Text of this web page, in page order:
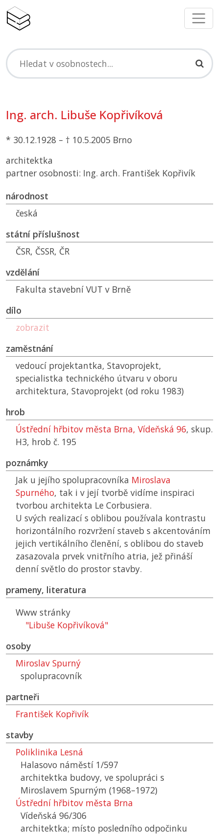
Ing. arch. Libuše Kopřivíková
* 30.12.1928 – † 10.5.2005 Brno
architektka
partner osobnosti: Ing. arch. František Kopřivík
národnost
česká
státní příslušnost
ČSR, ČSSR, ČR
vzdělání
Fakulta stavební VUT v Brně
dílo
zobrazit
zaměstnání
vedoucí projektantka, Stavoprojekt,
specialistka technického útvaru v oboru
architektura, Stavoprojekt (od roku 1983)
hrob
Ústřední hřbitov města Brna, Vídeňská 96, skup.
H3, hrob č. 195
poznámky
Jak u jejího spolupracovníka Miroslava
Spurného, tak i v její tvorbě vidíme inspiraci
tvorbou architekta Le Corbusiera.
U svých realizací s oblibou používala kontrastu
horizontálního rozvržení staveb s akcentováním
jejich vertikálního členění, s oblibou do staveb
zasazovala prvek vnitřního atria, jež přináší
denní světlo do prostor stavby.
prameny, literatura
Www stránky
"Libuše Kopřivíková"
osoby
Miroslav Spurný
spolupracovník
partneři
František Kopřivík
stavby
Poliklinika Lesná
Halasovo náměstí 1/597
architektka budovy, ve spolupráci s
Miroslavem Spurným (1968–1972)
Ústřední hřbitov města Brna
Vídeňská 96/306
architektka; místo posledního odpočinku